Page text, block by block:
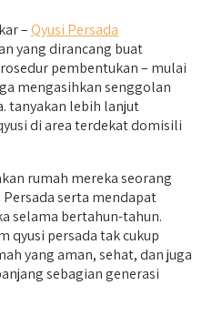
–Qyusi Persada
yang dirancang buat
pembentukan – mulai
mengasihkan senggolan
tanyakan lebih lanjut
di area terdekat domisili
rumah mereka seorang
serta mendapat
selama bertahun-tahun.
qyusi persada tak cukup
yang aman, sehat, dan juga
sebagian generasi